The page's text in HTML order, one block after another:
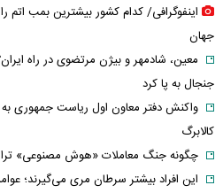
جهان
معین، شادمهر و بیژن مرتضوی در راه
جنجال به پا کرد
واکنش دفتر معاون اول ریاست جمهوری
کالابرگ
چگونه جنگ معاملات «هوش مصنوعی»
این افراد بیشتر سرطان مری می‌گیرند؛